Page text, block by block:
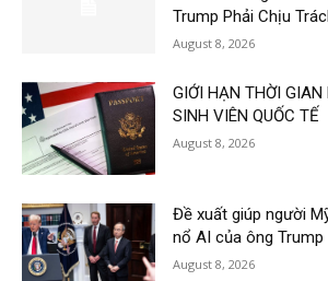
Trump Phải Chịu
August 8, 2026
GIỚI HẠN THỜI GIAN
SINH VIÊN QUỐC TẾ
August 8, 2026
Đề xuất giúp người
nổ AI của ông Trump
August 8, 2026